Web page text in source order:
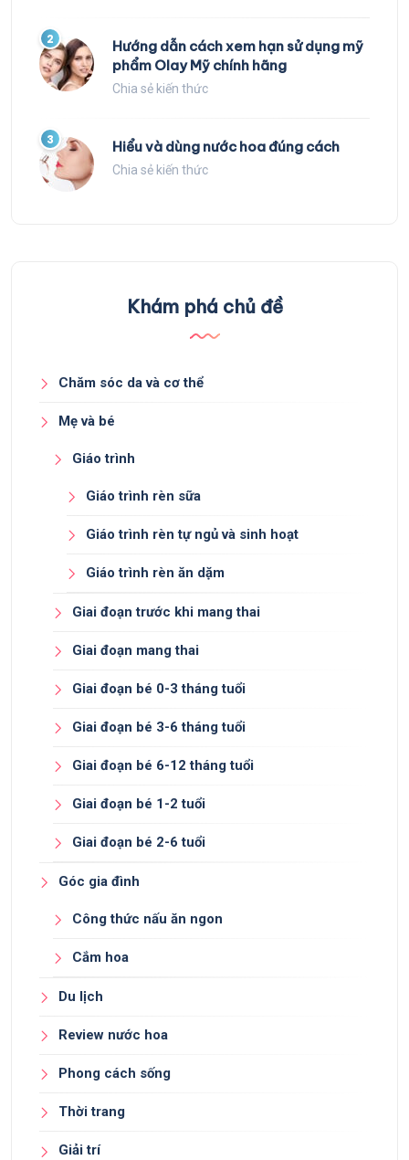
2
Hướng dẫn cách xem hạn sử dụng mỹ
phẩm Olay Mỹ chính hãng
Chia sẻ kiến thức
3 Hiểu và dùng nước hoa đúng cách
Chia sẻ kiến thức
Khám phá chủ đề
Chăm sóc da và cơ thể
Mẹ và bé
Giáo trình
Giáo trình rèn sữa
Giáo trình rèn tự ngủ và sinh hoạt
Giáo trình rèn ăn dặm
Giai đoạn trước khi mang thai
Giai đoạn mang thai
Giai đoạn bé 0-3 tháng tuổi
Giai đoạn bé 3-6 tháng tuổi
Giai đoạn bé 6-12 tháng tuổi
Giai đoạn bé 1-2 tuổi
Giai đoạn bé 2-6 tuổi
Góc gia đình
Công thức nấu ăn ngon
Cắm hoa
Du lịch
Review nước hoa
Phong cách sống
Thời trang
Giải trí